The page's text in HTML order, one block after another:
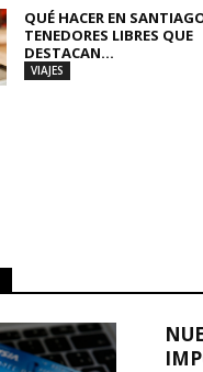
QUÉ HACER EN
TENEDORES LIBRES QUE
DESTACAN...
VIAJES